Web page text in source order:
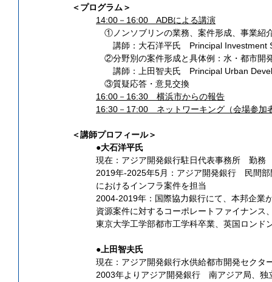
＜プログラム＞
14:00－16:00　ADBによる講演
①ノンソブリンの業務、案件形成、事業紹
講師：大石洋平氏　Principal Investment
②分野別の案件形成と具体例：水・都市開
講師：上田智夫氏　Principal Urban
③質疑応答・意見交換
16:00－16:30　横浜市からの報告
16:30－17:00　ネットワーキング（会場参加
＜講師プロフィール＞
●大石洋平氏
現在：アジア開発銀行駐日代表事務所　勤務
2019年-2025年5月：アジア開発銀行　民間
におけるインフラ案件を担当
2004-2019年：国際協力銀行にて、本邦企業
資源案件に対するコーポレートファイナンス
東京大学工学部都市工学科卒業、英国ロンド
●上田智夫氏
現在：アジア開発銀行水供給都市開発セクタ
2003年よりアジア開発銀行　南アジア局、独